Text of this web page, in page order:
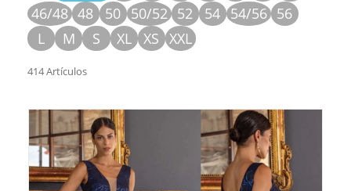
46/48 48 50 50/52 52 54 54/56 56
L
M S XL XS XXL
414 Artículos